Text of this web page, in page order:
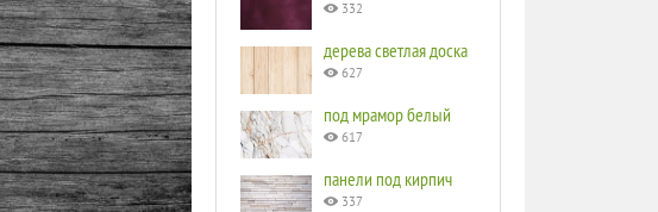
332
дерева светлая доска
627
под мрамор белый
617
панели под кирпич
337